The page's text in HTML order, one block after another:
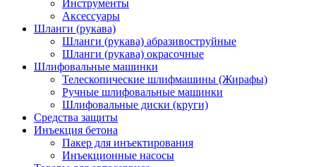
Инструменты
Аксессуары
Шланги (рукава)
Шланги (рукава) абразивоструйные
Шланги (рукава) окрасочные
Шлифовальные машинки
Телескопические шлифмашины (Жирафы)
Ручные шлифовальные машинки
Шлифовальные диски (круги)
Средства защиты
Инъекция бетона
Пакер для инъектирования
Инъекционные насосы